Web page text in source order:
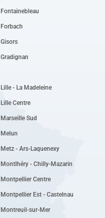
Fontainebleau
Forbach
Gisors
Gradignan
Lille - La Madeleine
Lille Centre
Marseille Sud
Melun
Metz - Ars-Laquenexy
Montlhéry - Chilly-Mazarin
Montpellier Centre
Montpellier Est - Castelnau
Montreuil-sur-Mer